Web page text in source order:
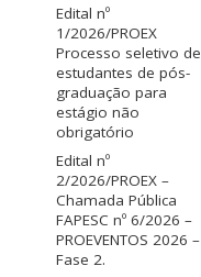
Edital nº
1/2026/PROEX
Processo seletivo de
estudantes de pós-
graduação para
estágio não
obrigatório
Edital nº
2/2026/PROEX –
Chamada Pública
FAPESC nº 6/2026 –
PROEVENTOS 2026 –
Fase 2.